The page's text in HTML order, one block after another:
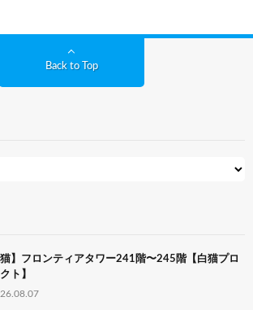
Back to Top
猫】フロンティアタワー241階〜245階【白猫プロ
ト】